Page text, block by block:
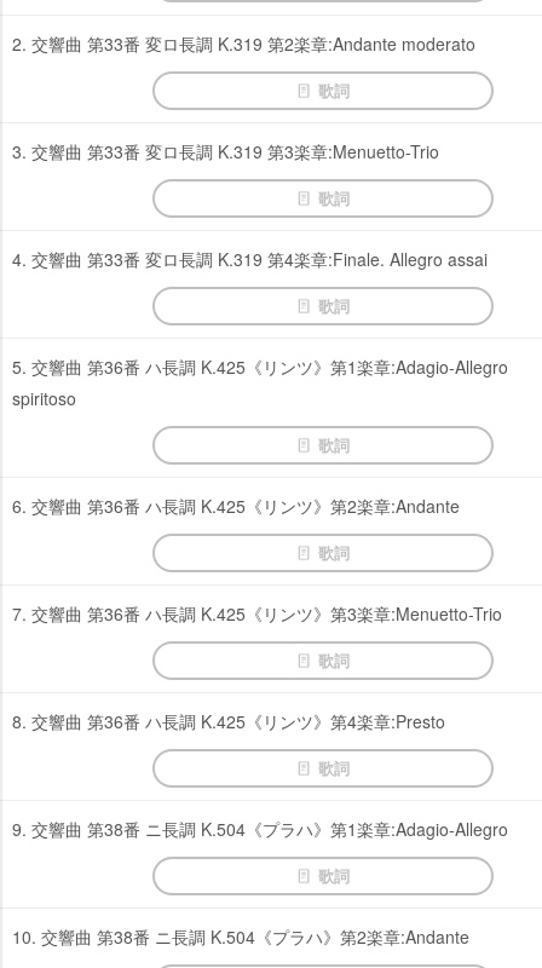
2. 交響曲 第33番 変ロ長調 K.319 第2楽章:Andante moderato
歌詞
3. 交響曲 第33番 変ロ長調 K.319 第3楽章:Menuetto-Trio
歌詞
4. 交響曲 第33番 変ロ長調 K.319 第4楽章:Finale. Allegro assai
歌詞
5. 交響曲 第36番 ハ長調 K.425《リンツ》第1楽章:Adagio-Allegro
spiritoso
歌詞
6. 交響曲 第36番 ハ長調 K.425《リンツ》第2楽章:Andante
歌詞
7. 交響曲 第36番 ハ長調 K.425《リンツ》第3楽章:Menuetto-Trio
歌詞
8. 交響曲 第36番 ハ長調 K.425《リンツ》第4楽章:Presto
歌詞
9. 交響曲 第38番 ニ長調 K.504《プラハ》第1楽章:Adagio-Allegro
歌詞
10. 交響曲 第38番 ニ長調 K.504《プラハ》第2楽章:Andante